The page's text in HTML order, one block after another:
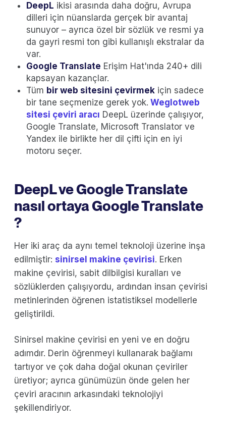
DeepL ikisi arasında daha doğru, Avrupa
dilleri için nüanslarda gerçek bir avantaj
sunuyor – ayrıca özel bir sözlük ve resmi ya
da gayri resmi ton gibi kullanışlı ekstralar da
var.
Google Translate Erişim Hat'ında 240+ dili
kapsayan kazançlar.
Tüm bir web sitesini çevirmek için sadece
bir tane seçmenize gerek yok. Weglotweb
sitesi çeviri aracı DeepL üzerinde çalışıyor,
Google Translate, Microsoft Translator ve
Yandex ile birlikte her dil çifti için en iyi
motoru seçer.
DeepL ve Google Translate
nasıl ortaya Google Translate
?
Her iki araç da aynı temel teknoloji üzerine inşa
edilmiştir: sinirsel makine çevirisi. Erken
makine çevirisi, sabit dilbilgisi kuralları ve
sözlüklerden çalışıyordu, ardından insan çevirisi
metinlerinden öğrenen istatistiksel modellerle
geliştirildi.
Sinirsel makine çevirisi en yeni ve en doğru
adımdır. Derin öğrenmeyi kullanarak bağlamı
tartıyor ve çok daha doğal okunan çeviriler
üretiyor; ayrıca günümüzün önde gelen her
çeviri aracının arkasındaki teknolojiyi
şekillendiriyor.